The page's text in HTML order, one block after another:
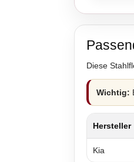
Diese
Wichtig:
Hersteller
Kia